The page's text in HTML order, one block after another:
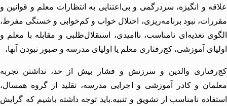
و انگیزه، سر‌درگمی و بی‌اعتنایی به انتظارات معلم و قوانین و
نبود برنامه‌ریزی، اختلال خواب و كم‌خوابی و خستگی مفرط،
تغذیه‌ای نامناسب، ناامیدی‌، استقلال‌طلبی و مقابله با معلم و
آموزشی، كج‌رفتاری معلم یا اولیای مدرسه و صبور نبودن آنها،
والدین و سرزنش و فشار بیش از حد، نداشتن تجربه
و كادر آموزشی و اجرایی مدرسه، تقلید از گروه همسال،
نامناسب از تشویق و تنبیه.باید توجه داشته باشیم كه گرایش